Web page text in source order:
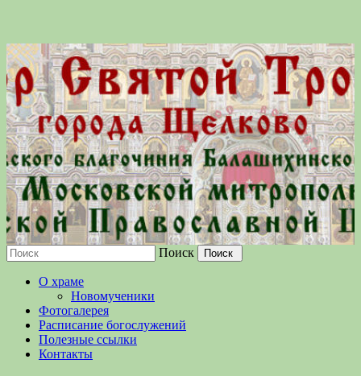
Православной Церкви
Поиск
О храме
Новомученики
Фотогалерея
Расписание богослужений
Полезные ссылки
Контакты